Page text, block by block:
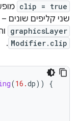
clip = true
שני קליפים
graphicsLayer
Modifier.clip
.
(16.dp))
{